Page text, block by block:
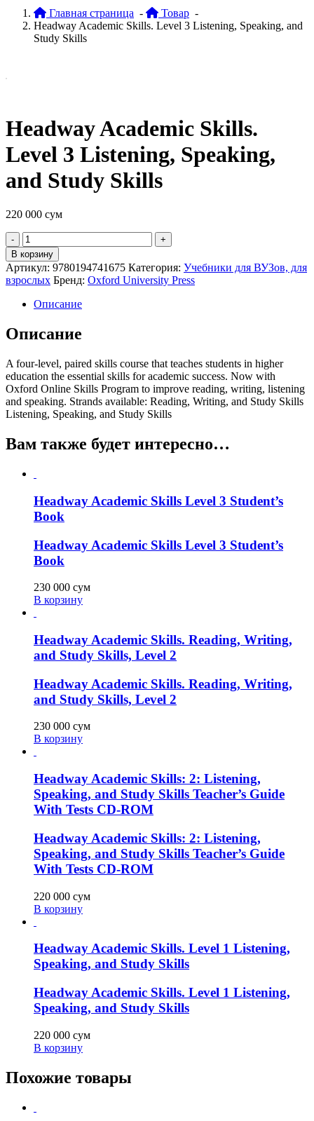
Главная страница - Товар -
Headway Academic Skills. Level 3 Listening, Speaking, and
Study Skills
Headway Academic Skills.
Level 3 Listening, Speaking,
and Study Skills
220 000 сум
Quantity
В корзину
Артикул: 9780194741675 Категория: Учебники для ВУЗов, для
взрослых Бренд: Oxford University Press
Описание
Описание
A four-level, paired skills course that teaches students in higher
education the essential skills for academic success. Now with
Oxford Online Skills Program to improve reading, writing, listening
and speaking. Strands available: Reading, Writing, and Study Skills
Listening, Speaking, and Study Skills
Вам также будет интересно…
Headway Academic Skills Level 3 Student’s
Book
Headway Academic Skills Level 3 Student’s
Book
230 000 сум
В корзину
Headway Academic Skills. Reading, Writing,
and Study Skills, Level 2
Headway Academic Skills. Reading, Writing,
and Study Skills, Level 2
230 000 сум
В корзину
Headway Academic Skills: 2: Listening,
Speaking, and Study Skills Teacher’s Guide
With Tests CD-ROM
Headway Academic Skills: 2: Listening,
Speaking, and Study Skills Teacher’s Guide
With Tests CD-ROM
220 000 сум
В корзину
Headway Academic Skills. Level 1 Listening,
Speaking, and Study Skills
Headway Academic Skills. Level 1 Listening,
Speaking, and Study Skills
220 000 сум
В корзину
Похожие товары